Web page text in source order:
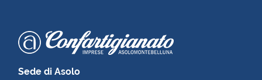
Sede di Asolo